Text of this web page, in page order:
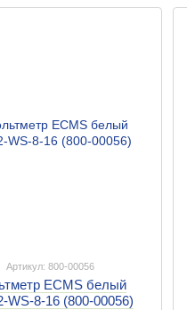
Артикул: 800-00056
ECMS белый
WS-8-16 (800-00056)